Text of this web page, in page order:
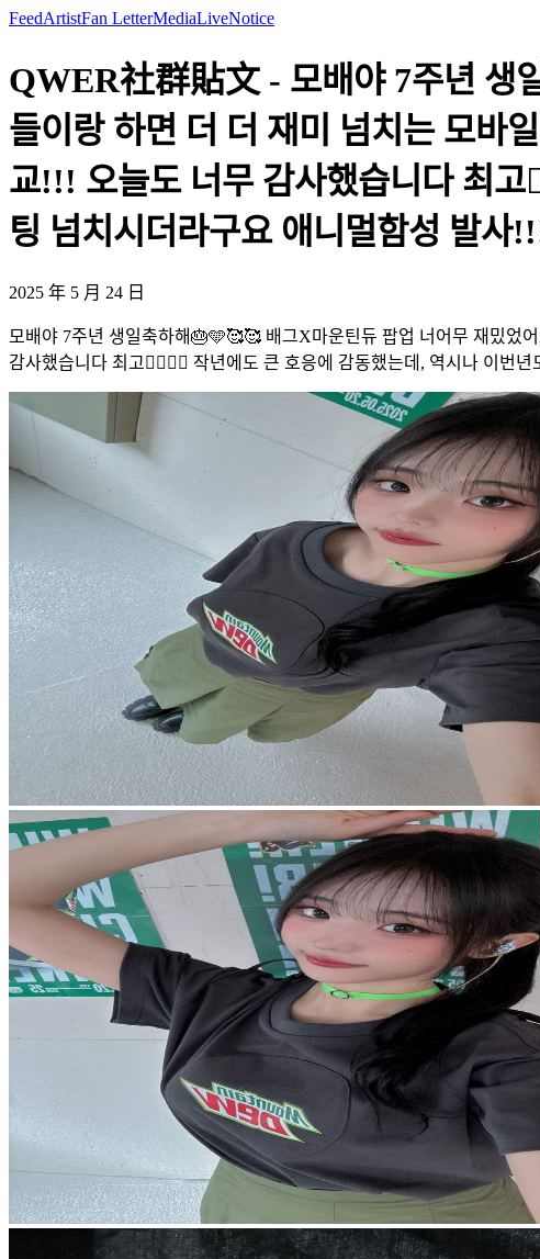
FeedArtistFan LetterMediaLiveNotice
QWER社群貼文 - 모배야 7주년 생
들이랑 하면 더 더 재미 넘치는 모바
교!!! 오늘도 너무 감사했습니다 최고
팅 넘치시더라구요 애니멀함성 발
2025 年 5 月 24 日
모배야 7주년 생일축하해🎂🩵🥰🥰 배그X마운틴듀 팝업 너어무 재밌었
감사했습니다 최고❤️‍🔥❤️‍🔥 작년에도 큰 호응에 감동했는데, 역시나 이번